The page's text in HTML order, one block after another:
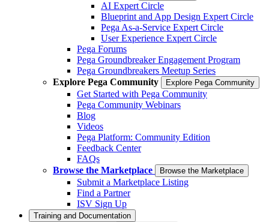
AI Expert Circle
Blueprint and App Design Expert Circle
Pega As-a-Service Expert Circle
User Experience Expert Circle
Pega Forums
Pega Groundbreaker Engagement Program
Pega Groundbreakers Meetup Series
Explore Pega Community
Explore Pega Community
Get Started with Pega Community
Pega Community Webinars
Blog
Videos
Pega Platform: Community Edition
Feedback Center
FAQs
Browse the Marketplace
Browse the Marketplace
Submit a Marketplace Listing
Find a Partner
ISV Sign Up
Training and Documentation